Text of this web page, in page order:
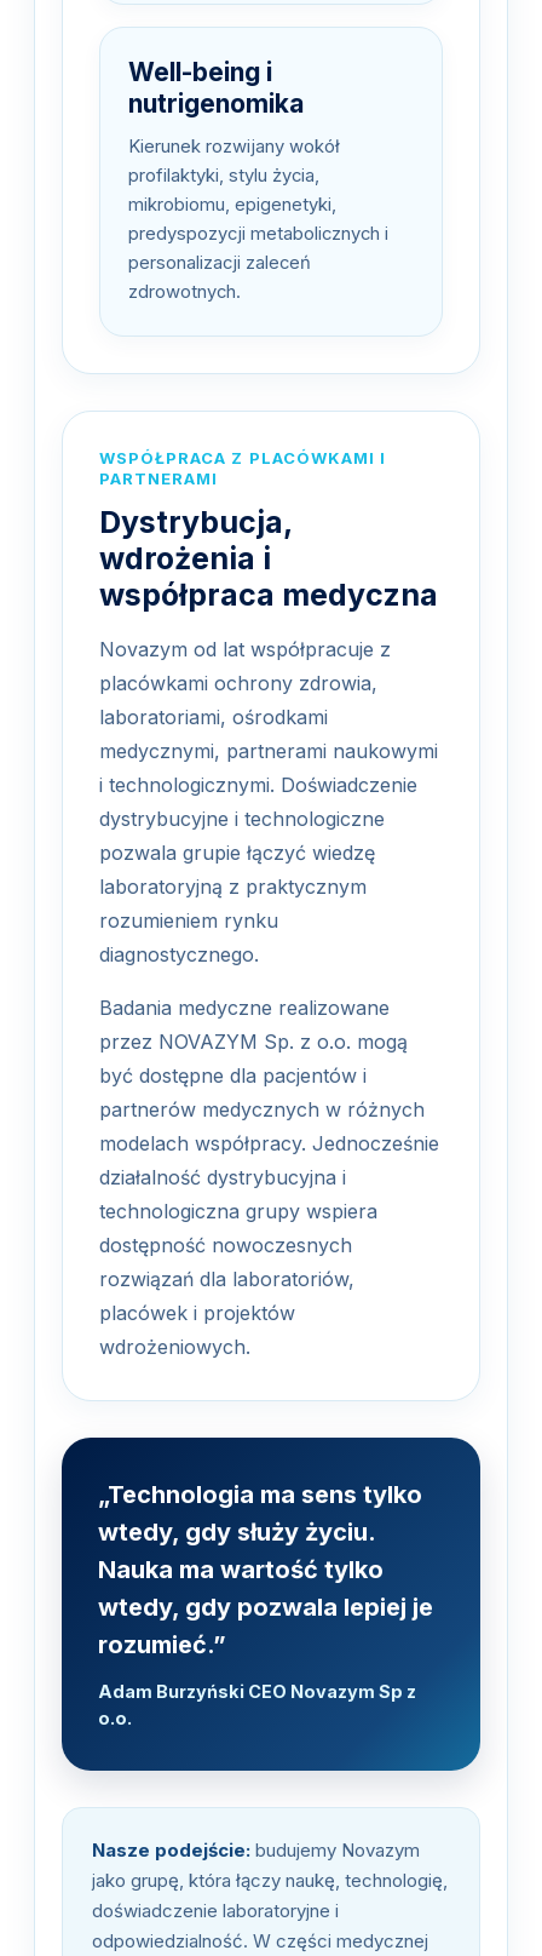
Well-being i
nutrigenomika
Kierunek rozwijany wokół
profilaktyki, stylu życia,
mikrobiomu, epigenetyki,
predyspozycji metabolicznych i
personalizacji zaleceń
zdrowotnych.
WSPÓŁPRACA Z PLACÓWKAMI I
PARTNERAMI
Dystrybucja,
wdrożenia i
współpraca medyczna
Novazym od lat współpracuje z
placówkami ochrony zdrowia,
laboratoriami, ośrodkami
medycznymi, partnerami naukowymi
i technologicznymi. Doświadczenie
dystrybucyjne i technologiczne
pozwala grupie łączyć wiedzę
laboratoryjną z praktycznym
rozumieniem rynku
diagnostycznego.
Badania medyczne realizowane
przez NOVAZYM Sp. z o.o. mogą
być dostępne dla pacjentów i
partnerów medycznych w różnych
modelach współpracy. Jednocześnie
działalność dystrybucyjna i
technologiczna grupy wspiera
dostępność nowoczesnych
rozwiązań dla laboratoriów,
placówek i projektów
wdrożeniowych.
„Technologia ma sens tylko
wtedy, gdy służy życiu.
Nauka ma wartość tylko
wtedy, gdy pozwala lepiej je
rozumieć.”
Adam Burzyński CEO Novazym Sp z
o.o.
Nasze podejście: budujemy Novazym
jako grupę, która łączy naukę, technologię,
doświadczenie laboratoryjne i
odpowiedzialność. W części medycznej